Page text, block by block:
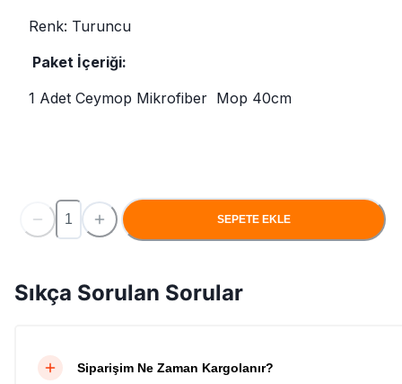
Renk: Turuncu
Paket İçeriği:
1 Adet Ceymop Mikrofiber Mop 40cm
SEPETE EKLE
Sıkça Sorulan Sorular
Siparişim Ne Zaman Kargolanır?